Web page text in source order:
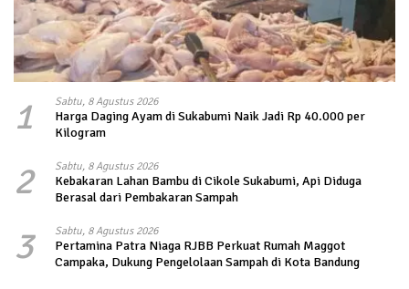
1 Sabtu, 8 Agustus 2026
Harga Daging Ayam di Sukabumi Naik Jadi Rp 40.000 per
Kilogram
2 Sabtu, 8 Agustus 2026
Kebakaran Lahan Bambu di Cikole Sukabumi, Api Diduga
Berasal dari Pembakaran Sampah
3 Sabtu, 8 Agustus 2026
Pertamina Patra Niaga RJBB Perkuat Rumah Maggot
Campaka, Dukung Pengelolaan Sampah di Kota Bandung